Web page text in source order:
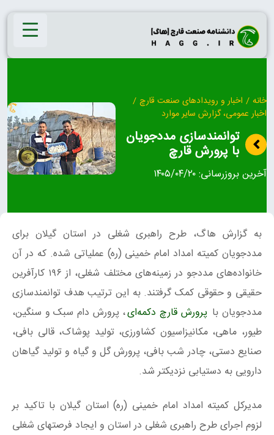
Skip
content
خانه / اخبار و رویدادهای صنعت قارچ /
اخبار عمومی، گزارش سایر موارد
توانمندسازی مددجویان
با پرورش قارچ
آخرین بروزرسانی:۱۴۰۵/۰۴/۲۰
به گزارش هاگ، طرح راهبری شغلی در استان گیلان برای
مددجویان کمیته امداد امام خمینی (ره) عملیاتی شده. که در آن
خانواده‌های مددجو در زمینه‌های مختلف شغلی، از ۱۹۶ کارآفرین
حقیقی و حقوقی کمک گرفتند. به این ترتیب هدف توانمندسازی
مددجویان با پرورش قارچ دکمه‌ای، پرورش دام سبک و سنگین،
طیور، ماهی، مکانیزاسیون کشاورزی، تولید پوشاک، قالی بافی،
صنایع دستی، چادر شب بافی، پرورش گل و گیاه و تولید گیاهان
دارویی به دستیابی نزدیکتر شد.
مدیرکل کمیته امداد امام خمینی (ره) استان گیلان با تاکید بر
لزوم اجرای طرح راهبری شغلی در استان و ایجاد فرصتهای شغلی